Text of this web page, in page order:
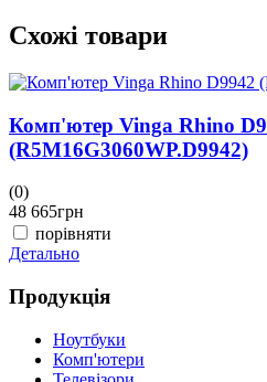
Схожі товари
Комп'ютер Vinga Rhino
(R5M16G3060WP.D9942)
(0)
48 665грн
порівняти
Детально
Продукція
Ноутбуки
Комп'ютери